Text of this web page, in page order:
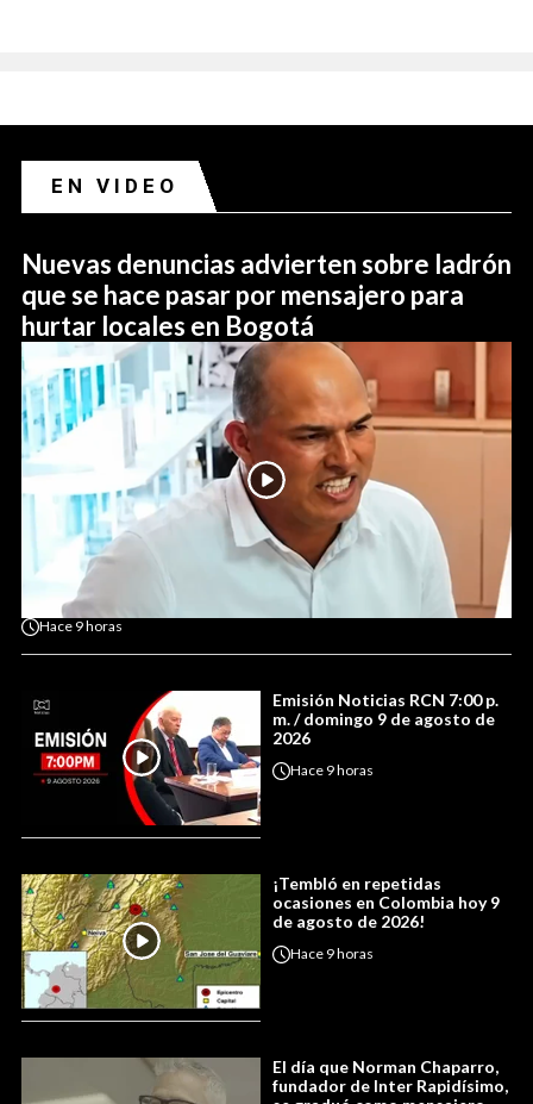
EN VIDEO
Nuevas denuncias advierten sobre ladrón
que se hace pasar por mensajero para
hurtar locales en Bogotá
Hace 9 horas
Emisión Noticias RCN 7:00 p.
m. / domingo 9 de agosto de
2026
Hace 9 horas
¡Tembló en repetidas
ocasiones en Colombia hoy 9
de agosto de 2026!
Hace 9 horas
El día que Norman Chaparro,
fundador de Inter Rapidísimo,